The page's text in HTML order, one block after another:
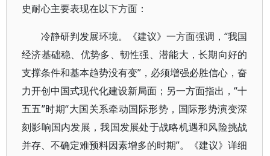
史耐心主要表现在以下方面：
冷静研判发展环境。《建议》一方面强调，“我国
经济基础稳、优势多、韧性强、潜能大，长期向好的
支撑条件和基本趋势没有变”，必须增强必胜信心，奋
力开创中国式现代化建设新局面；另一方面指出，“十
五五”时期“大国关系牵动国际形势，国际形势演变深
刻影响国内发展，我国发展处于战略机遇和风险挑战
并存、不确定难预料因素增多的时期”。《建议》详细